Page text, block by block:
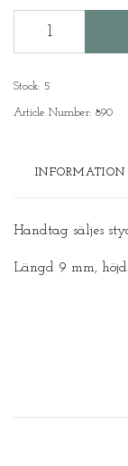
Stock: 5
Article Number: 890
INFORMATION
Handtag säljes
Längd 9 mm, höjd